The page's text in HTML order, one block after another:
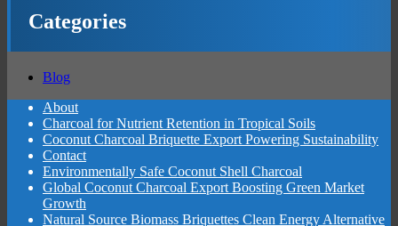
Categories
Blog
About
Charcoal for Nutrient Retention in Tropical Soils
Coconut Charcoal Briquette Export Powering Sustainability
Contact
Environmentally Safe Coconut Shell Charcoal
Global Coconut Charcoal Export Boosting Green Market
Growth
Natural Source Biomass Briquettes Clean Energy Alternative